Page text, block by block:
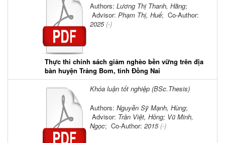
Thực thi chính sách giảm nghèo bền vững trên địa
bàn huyện Trảng Bom, tỉnh Đồng Nai
Authors: Lương Thị Thanh, Hằng;
Advisor: Phạm Thị, Huế; Co-Author:
2025(-)
Khóa luận tốt nghiệp (BSc.Thesis)
Authors: Nguyễn Sỹ Mạnh, Hùng;
Advisor: Trần Việt, Hồng; Vũ Minh,
Ngọc; Co-Author: 2015(-)